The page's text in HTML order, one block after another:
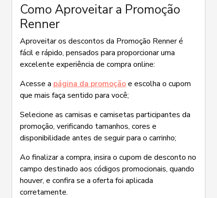
Como Aproveitar a Promoção
Renner
Aproveitar os descontos da Promoção Renner é
fácil e rápido, pensados para proporcionar uma
excelente experiência de compra online:
Acesse a página da promoçãoe escolha o cupom
que mais faça sentido para você;
Selecione as camisas e camisetas participantes da
promoção, verificando tamanhos, cores e
disponibilidade antes de seguir para o carrinho;
Ao finalizar a compra, insira o cupom de desconto no
campo destinado aos códigos promocionais, quando
houver, e confira se a oferta foi aplicada
corretamente.